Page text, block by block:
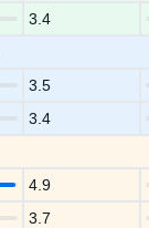
3.4
3.5
3.4
4.9
3.7